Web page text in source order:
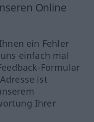
Online
ein Fehler
einfach mal
Formular
ist
Ihrer